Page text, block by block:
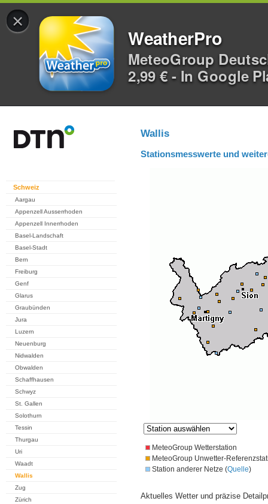
×
WeatherPro
MeteoGroup
2,99 € - In Google
Schweiz
Aargau
Appenzell Ausserrhoden
Appenzell Innerrhoden
Basel-Landschaft
Basel-Stadt
Bern
Freiburg
Genf
Glarus
Graubünden
Jura
Luzern
Neuenburg
Nidwalden
Obwalden
Schaffhausen
Schwyz
St. Gallen
Solothurn
Tessin
Thurgau
Uri
Waadt
Wallis
Zug
Zürich
Wallis
Stationsmesswerte und
MeteoGroup Wetterstation
MeteoGroup Unwetter-
Station anderer Netze (Quelle)
Aktuelles Wetter und präzise